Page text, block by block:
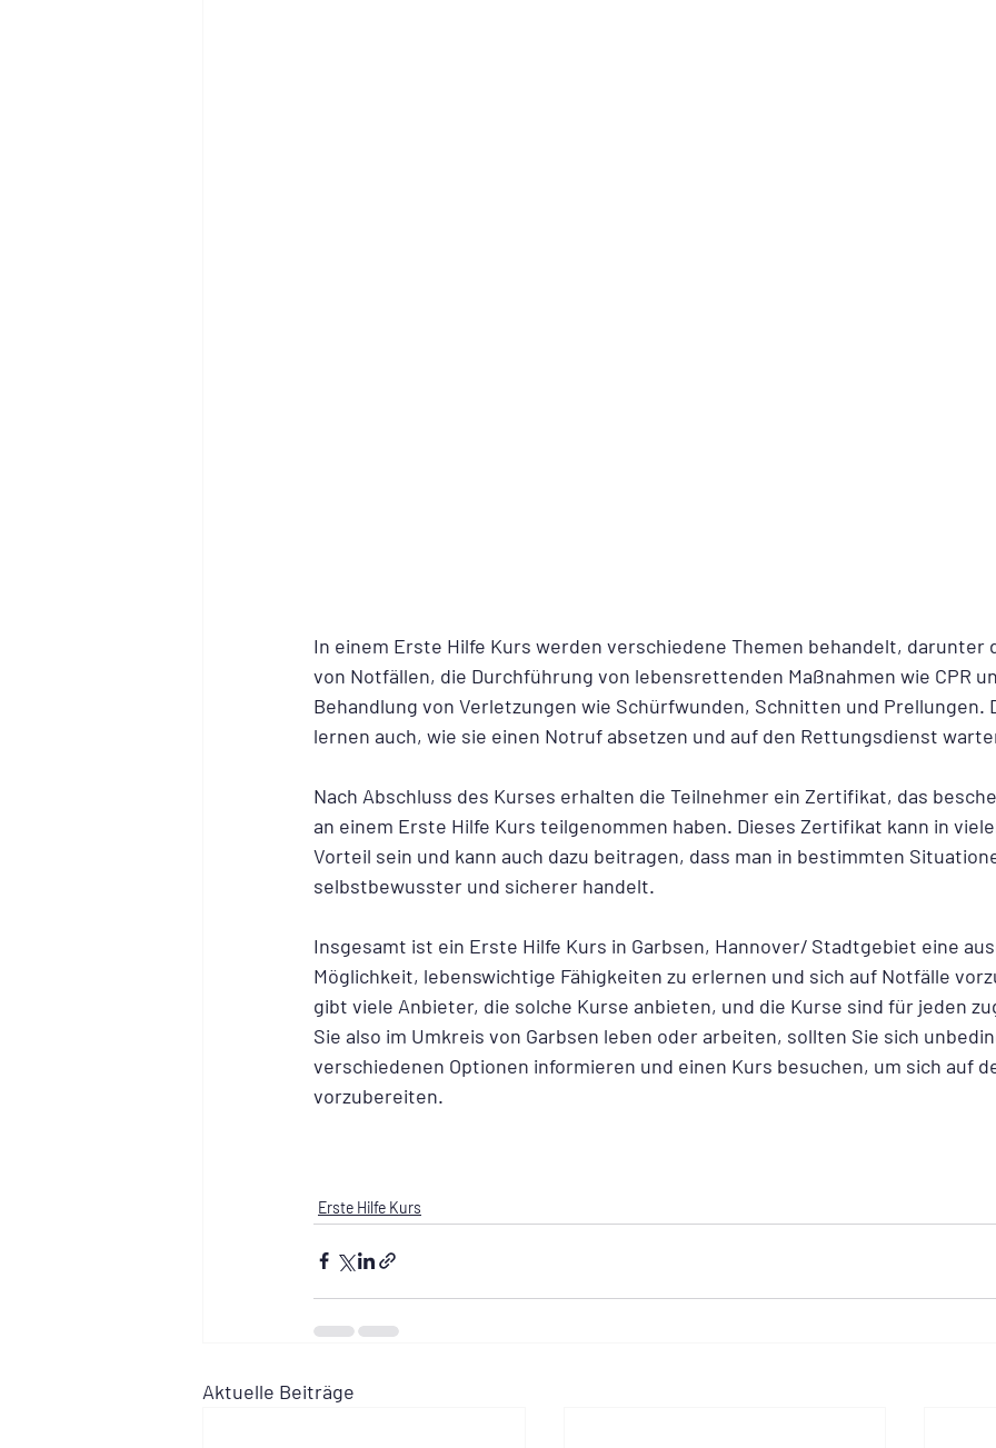
In einem Erste Hilfe Kurs werden verschiedene Themen behandelt, darunter
von Notfällen, die Durchführung von lebensrettenden Maßnahmen wie CPR
Behandlung von Verletzungen wie Schürfwunden, Schnitten und Prellungen.
lernen auch, wie sie einen Notruf absetzen und auf den Rettungsdienst
Nach Abschluss des Kurses erhalten die Teilnehmer ein Zertifikat, das
an einem Erste Hilfe Kurs teilgenommen haben. Dieses Zertifikat kann in
Vorteil sein und kann auch dazu beitragen, dass man in bestimmten
selbstbewusster und sicherer handelt.
Insgesamt ist ein Erste Hilfe Kurs in Garbsen, Hannover/ Stadtgebiet eine
Möglichkeit, lebenswichtige Fähigkeiten zu erlernen und sich auf Notfälle
gibt viele Anbieter, die solche Kurse anbieten, und die Kurse sind für jeden
Sie also im Umkreis von Garbsen leben oder arbeiten, sollten Sie sich
verschiedenen Optionen informieren und einen Kurs besuchen, um sich auf
vorzubereiten.
Erste Hilfe Kurs
Aktuelle Beiträge